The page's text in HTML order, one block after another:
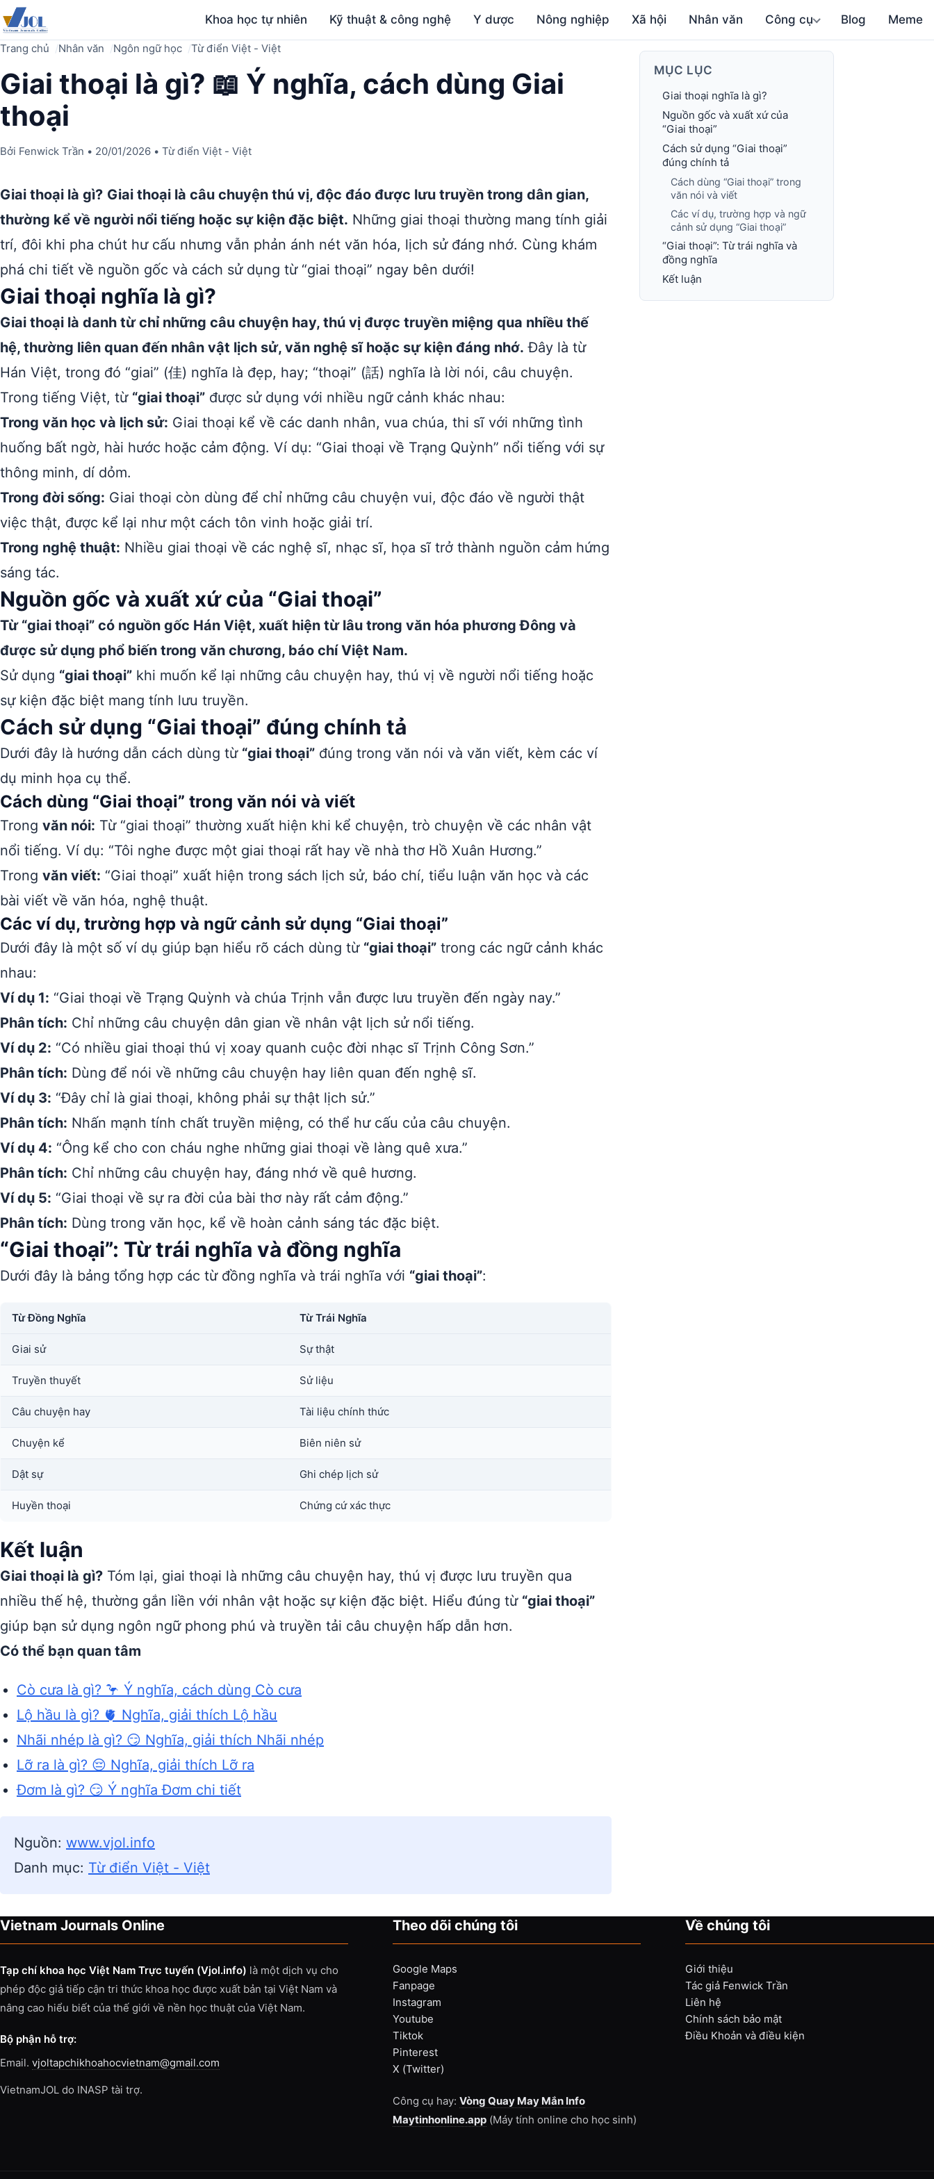
Khoa học tự nhiên Kỹ thuật & công nghệ Y dược Nông nghiệp Xã hội Nhân văn Công cụ Blog Meme
Trang chủ Nhân văn Ngôn ngữ học Từ điển Việt - Việt
Giai thoại là gì? 📖 Ý nghĩa, cách dùng Giai
thoại
Bởi Fenwick Trần • 20/01/2026 • Từ điển Việt - Việt
Giai thoại là gì? Giai thoại là câu chuyện thú vị, độc đáo được lưu truyền trong dân gian,
thường kể về người nổi tiếng hoặc sự kiện đặc biệt. Những giai thoại thường mang tính giải
trí, đôi khi pha chút hư cấu nhưng vẫn phản ánh nét văn hóa, lịch sử đáng nhớ. Cùng khám
phá chi tiết về nguồn gốc và cách sử dụng từ “giai thoại” ngay bên dưới!
Giai thoại nghĩa là gì?
Giai thoại là danh từ chỉ những câu chuyện hay, thú vị được truyền miệng qua nhiều thế
hệ, thường liên quan đến nhân vật lịch sử, văn nghệ sĩ hoặc sự kiện đáng nhớ. Đây là từ
Hán Việt, trong đó “giai” (佳) nghĩa là đẹp, hay; “thoại” (話) nghĩa là lời nói, câu chuyện.
Trong tiếng Việt, từ “giai thoại” được sử dụng với nhiều ngữ cảnh khác nhau:
Trong văn học và lịch sử: Giai thoại kể về các danh nhân, vua chúa, thi sĩ với những tình
huống bất ngờ, hài hước hoặc cảm động. Ví dụ: “Giai thoại về Trạng Quỳnh” nổi tiếng với sự
thông minh, dí dỏm.
Trong đời sống: Giai thoại còn dùng để chỉ những câu chuyện vui, độc đáo về người thật
việc thật, được kể lại như một cách tôn vinh hoặc giải trí.
Trong nghệ thuật: Nhiều giai thoại về các nghệ sĩ, nhạc sĩ, họa sĩ trở thành nguồn cảm hứng
sáng tác.
Nguồn gốc và xuất xứ của “Giai thoại”
Từ “giai thoại” có nguồn gốc Hán Việt, xuất hiện từ lâu trong văn hóa phương Đông và
được sử dụng phổ biến trong văn chương, báo chí Việt Nam.
Sử dụng “giai thoại” khi muốn kể lại những câu chuyện hay, thú vị về người nổi tiếng hoặc
sự kiện đặc biệt mang tính lưu truyền.
Cách sử dụng “Giai thoại” đúng chính tả
Dưới đây là hướng dẫn cách dùng từ “giai thoại” đúng trong văn nói và văn viết, kèm các ví
dụ minh họa cụ thể.
Cách dùng “Giai thoại” trong văn nói và viết
Trong văn nói: Từ “giai thoại” thường xuất hiện khi kể chuyện, trò chuyện về các nhân vật
nổi tiếng. Ví dụ: “Tôi nghe được một giai thoại rất hay về nhà thơ Hồ Xuân Hương.”
Trong văn viết: “Giai thoại” xuất hiện trong sách lịch sử, báo chí, tiểu luận văn học và các
bài viết về văn hóa, nghệ thuật.
Các ví dụ, trường hợp và ngữ cảnh sử dụng “Giai thoại”
Dưới đây là một số ví dụ giúp bạn hiểu rõ cách dùng từ “giai thoại” trong các ngữ cảnh khác
nhau:
Ví dụ 1: “Giai thoại về Trạng Quỳnh và chúa Trịnh vẫn được lưu truyền đến ngày nay.”
Phân tích: Chỉ những câu chuyện dân gian về nhân vật lịch sử nổi tiếng.
Ví dụ 2: “Có nhiều giai thoại thú vị xoay quanh cuộc đời nhạc sĩ Trịnh Công Sơn.”
Phân tích: Dùng để nói về những câu chuyện hay liên quan đến nghệ sĩ.
Ví dụ 3: “Đây chỉ là giai thoại, không phải sự thật lịch sử.”
Phân tích: Nhấn mạnh tính chất truyền miệng, có thể hư cấu của câu chuyện.
Ví dụ 4: “Ông kể cho con cháu nghe những giai thoại về làng quê xưa.”
Phân tích: Chỉ những câu chuyện hay, đáng nhớ về quê hương.
Ví dụ 5: “Giai thoại về sự ra đời của bài thơ này rất cảm động.”
Phân tích: Dùng trong văn học, kể về hoàn cảnh sáng tác đặc biệt.
“Giai thoại”: Từ trái nghĩa và đồng nghĩa
Dưới đây là bảng tổng hợp các từ đồng nghĩa và trái nghĩa với “giai thoại”:
Từ Đồng Nghĩa Từ Trái Nghĩa
Giai sử Sự thật
Truyền thuyết Sử liệu
Câu chuyện hay Tài liệu chính thức
Chuyện kể Biên niên sử
Dật sự Ghi chép lịch sử
Huyền thoại Chứng cứ xác thực
Kết luận
Giai thoại là gì? Tóm lại, giai thoại là những câu chuyện hay, thú vị được lưu truyền qua
nhiều thế hệ, thường gắn liền với nhân vật hoặc sự kiện đặc biệt. Hiểu đúng từ “giai thoại”
giúp bạn sử dụng ngôn ngữ phong phú và truyền tải câu chuyện hấp dẫn hơn.
Có thể bạn quan tâm
Cò cưa là gì? 🦩 Ý nghĩa, cách dùng Cò cưa
Lộ hầu là gì? 🫀 Nghĩa, giải thích Lộ hầu
Nhãi nhép là gì? 😏 Nghĩa, giải thích Nhãi nhép
Lỡ ra là gì? 😔 Nghĩa, giải thích Lỡ ra
Đơm là gì? 😏 Ý nghĩa Đơm chi tiết
Nguồn: www.vjol.info
Danh mục: Từ điển Việt - Việt
MỤC LỤC
Giai thoại nghĩa là gì?
Nguồn gốc và xuất xứ của
“Giai thoại”
Cách sử dụng “Giai thoại”
đúng chính tả
Cách dùng “Giai thoại” trong
văn nói và viết
Các ví dụ, trường hợp và ngữ
cảnh sử dụng “Giai thoại”
“Giai thoại”: Từ trái nghĩa và
đồng nghĩa
Kết luận
Vietnam Journals Online
Tạp chí khoa học Việt Nam Trực tuyến (Vjol.info) là một dịch vụ cho
phép độc giả tiếp cận tri thức khoa học được xuất bản tại Việt Nam và
nâng cao hiểu biết của thế giới về nền học thuật của Việt Nam.
Bộ phận hỗ trợ:
Email. vjoltapchikhoahocvietnam@gmail.com
VietnamJOL do INASP tài trợ.
Theo dõi chúng tôi
Google Maps
Fanpage
Instagram
Youtube
Tiktok
Pinterest
X (Twitter)
Công cụ hay: Vòng Quay May Mắn Info
Maytinhonline.app(Máy tính online cho học sinh)
Về chúng tôi
Giới thiệu
Tác giả Fenwick Trần
Liên hệ
Chính sách bảo mật
Điều Khoản và điều kiện